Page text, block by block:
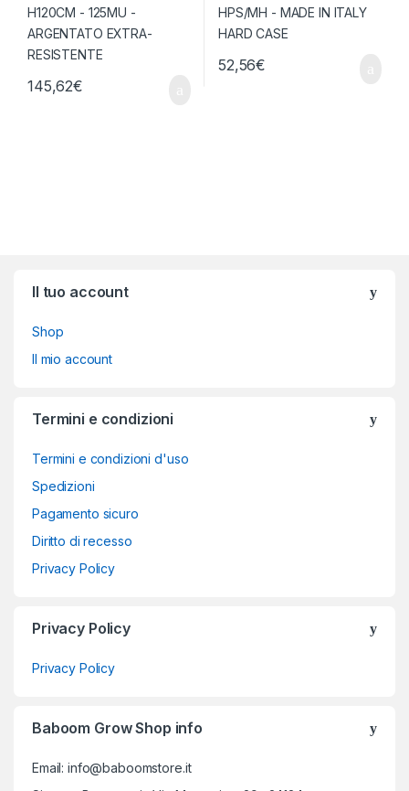
145,62€
52,56€
Il tuo account
Shop
Il mio account
Termini e condizioni
Termini e condizioni d'uso
Spedizioni
Pagamento sicuro
Diritto di recesso
Privacy Policy
Privacy Policy
Privacy Policy
Baboom Grow Shop info
Email: info@baboomstore.it